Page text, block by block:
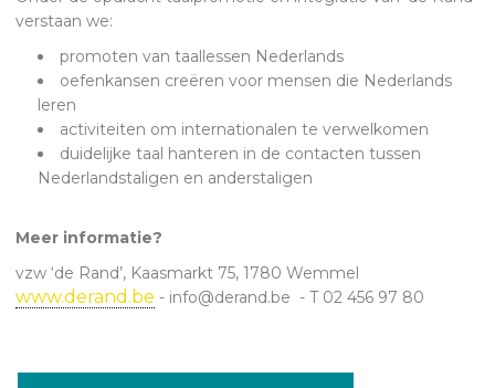
verstaan we:
promoten van taallessen Nederlands
oefenkansen creëren voor mensen die Nederlands
leren
activiteiten om internationalen te verwelkomen
duidelijke taal hanteren in de contacten tussen
Nederlandstaligen en anderstaligen
Meer informatie?
vzw ‘de Rand’, Kaasmarkt 75, 1780 Wemmel
www.derand.be - info@derand.be - T 02 456 97 80